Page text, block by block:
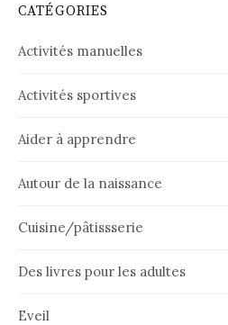
CATÉGORIES
Activités manuelles
Activités sportives
Aider à apprendre
Autour de la naissance
Cuisine/pâtissserie
Des livres pour les adultes
Eveil